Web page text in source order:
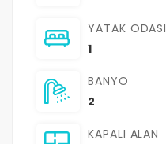
YATAK ODASI
1
BANYO
2
KAPALI ALAN